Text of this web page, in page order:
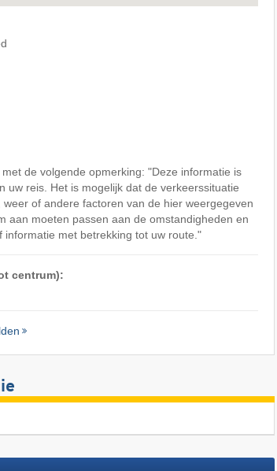
de volgende opmerking: "Deze informatie is
uw reis. Het is mogelijk dat de verkeerssituatie
of andere factoren van de hier weergegeven
aan moeten passen aan de omstandigheden en
met betrekking tot uw route."
centrum):